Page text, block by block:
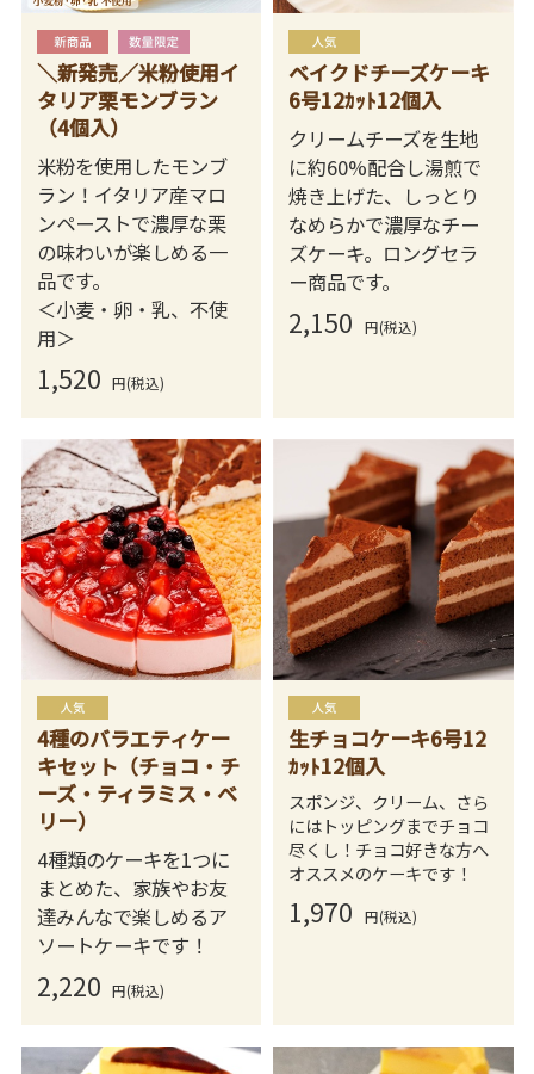
＼新発売／米粉使用イ
タリア栗モンブラン
（4個入）
米粉を使用したモンブ
ラン！イタリア産マロ
ンペーストで濃厚な栗
の味わいが楽しめる一
品です。
＜小麦・卵・乳、不使
用＞
1,520 円(税込)
ベイクドチーズケーキ
6号12ｶｯﾄ12個入
クリームチーズを生地
に約60%配合し湯煎で
焼き上げた、しっとり
なめらかで濃厚なチー
ズケーキ。ロングセラ
ー商品です。
2,150 円(税込)
4種のバラエティケー
キセット（チョコ・チ
ーズ・ティラミス・ベ
リー）
4種類のケーキを1つに
まとめた、家族やお友
達みんなで楽しめるア
ソートケーキです！
2,220 円(税込)
生チョコケーキ6号12
ｶｯﾄ12個入
スポンジ、クリーム、さら
にはトッピングまでチョコ
尽くし！チョコ好きな方へ
オススメのケーキです！
1,970 円(税込)